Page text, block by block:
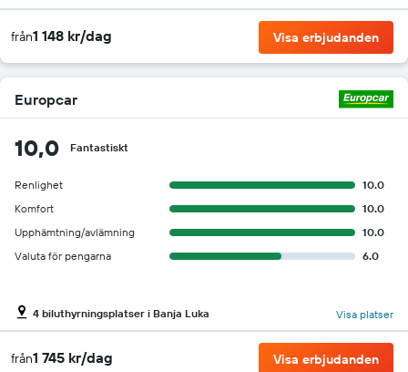
från1 148 kr/dag Visa erbjudanden
Europcar
10,0 Fantastiskt
Renlighet
10.0
Komfort
10.0
Upphämtning/avlämning
10.0
Valuta för pengarna
6.0
4 biluthyrningsplatser i Banja Luka Visa platser
från1 745 kr/dag Visa erbjudanden